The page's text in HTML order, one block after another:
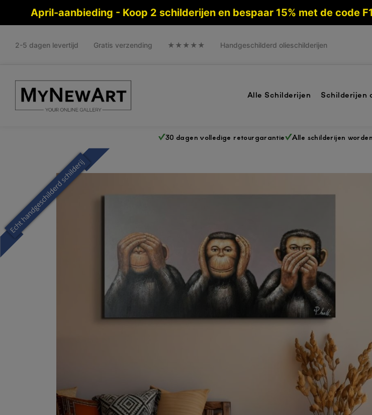
April-aanbieding - Koop 2 schilderijen en bespaar 15% met de code
2-5 dagen levertijd Gratis verzending ★★★★★ Handgeschilderd olieschilderijen
Alle Schilderijen Schilderijen
30 dagen volledige retourgarantie Alle schilderijen